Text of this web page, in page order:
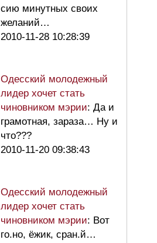
сию минутных своих
желаний…
2010-11-28 10:28:39
Одесский молодежный
лидер хочет стать
чиновником мэрии: Да и
грамотная, зараза… Ну и
что???
2010-11-20 09:38:43
Одесский молодежный
лидер хочет стать
чиновником мэрии: Вот
го.но, ёжик, сран.й…